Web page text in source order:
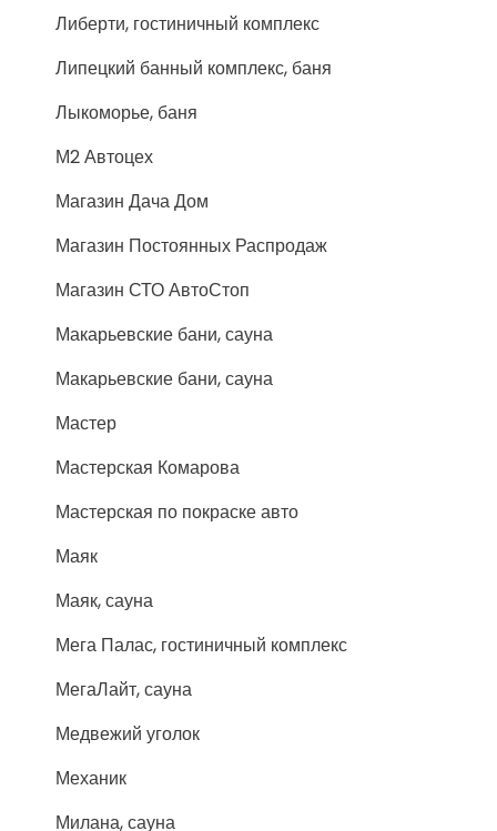
Либерти, гостиничный комплекс
Липецкий банный комплекс, баня
Лыкоморье, баня
М2 Автоцех
Магазин Дача Дом
Магазин Постоянных Распродаж
Магазин СТО АвтоСтоп
Макарьевские бани, сауна
Макарьевские бани, сауна
Мастер
Мастерская Комарова
Мастерская по покраске авто
Маяк
Маяк, сауна
Мега Палас, гостиничный комплекс
МегаЛайт, сауна
Медвежий уголок
Механик
Милана, сауна